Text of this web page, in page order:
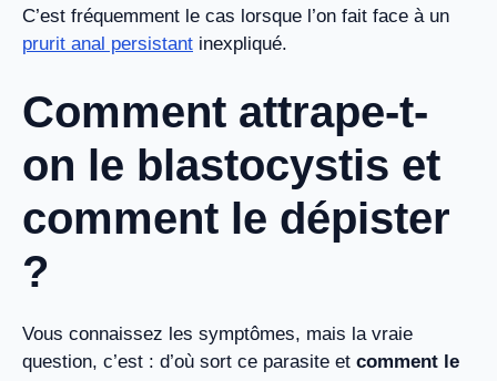
C’est fréquemment le cas lorsque l’on fait face à un
prurit anal persistant inexpliqué.
Comment attrape-t-
on le blastocystis et
comment le dépister
?
Vous connaissez les symptômes, mais la vraie
question, c’est : d’où sort ce parasite et comment le